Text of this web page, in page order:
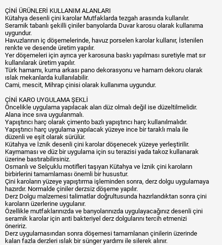
ÇİNİ ÜRÜNLERİ KULLANIM ALANLARI
Kütahya desenli çini karolar Mutfaklarda tezgah arasında kullanılır.
Seramik tabanlı şekilli çiniler banyolarda Duvar karosu olarak kullanıma
uygundur.
Havuzlarının iç döşemelerinde, havuz porselen karolar kullanır, İstenilen
renkte ve desende üretim yapılır.
Yer döşemeleri için ayrıca yer karosuna baskı yapılması suretiyle mat sır
kullanılarak üretim yapılır.
Türk hamamı, kurna arkası pano dekorasyonu ve hamam dekoru olarak
ıslak mekanlarda kullanılabilir.
Cami, mescit, Mihrap çinisi olarak kullanıma uygundur.
ÇİNİ KARO UYGULAMA ŞEKLİ
Öncelikle uygulama yapılacak alan düz olmalı değil ise düzeltilmelidir.
Alana ince sıva uygulanmalı.
Yapıştırıcı harç olarak çimento bazlı yapıştırıcı harç kullanılmalıdır.
Yapıştırıcı harç uygulama yapılacak yüzeye ince bir taraklı mala ile
düzenli ve eşit olarak sürülür.
Kütahya ve İznik desenli çini karolar döşenecek yüzeye yerleştirilir.
Kaymaması ve düz bir uygulama için su terazisi yada takoz kullanarak
üzerine bastırabilirsiniz.
Osmanlı ve Selçuklu motifleri taşıyan Kütahya ve İznik çini karoların
birbirlerini tamamlaması önemli bir husustur.
Çini karoların yüzeye yapıştırma işleminden sonra, derz dolgu uygulamaya
hazırdır. Normalde çiniler derzsiz döşeme yapılır.
Derz Dolgu malzemesi talimatlar doğrultusunda hazırlandıktan sonra çini
karoların üzerlerine uygulanır.
Özellikle mutfaklarınızda ve banyolarınızda uygulayacağınız desenli çini
seramik karolar için anti bakteriyel derz dolgularını tercih etmenizi
öneririz.
Derz uygulamasından sonra döşemesi tamamlanan çinilerin üzerinde
kalan fazla derzleri ıslak bir sünger yardımı ile silerek alınır.